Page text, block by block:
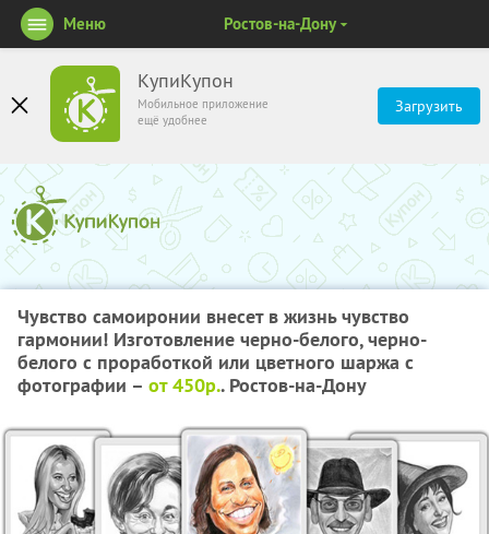
КупиКупон
Мобильное приложение
ещё удобнее
Загрузить
Меню Ростов-на-Дону
Чувство самоиронии внесет в жизнь чувство
гармонии! Изготовление черно-белого, черно-
белого с проработкой или цветного шаржа с
фотографии – от 450р.. Ростов-на-Дону